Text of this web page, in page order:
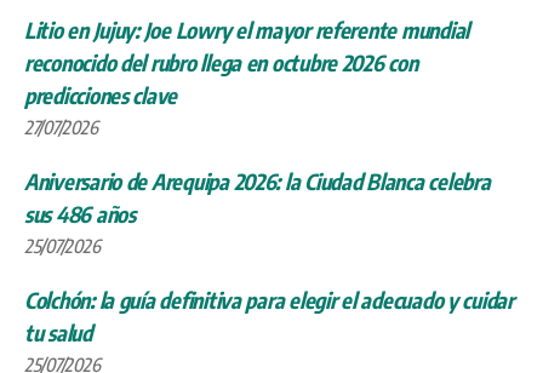
Litio en Jujuy: Joe Lowry el mayor referente mundial
reconocido del rubro llega en octubre 2026 con
predicciones clave
27/07/2026
Aniversario de Arequipa 2026: la Ciudad Blanca celebra
sus 486 años
25/07/2026
Colchón: la guía definitiva para elegir el adecuado y cuidar
tu salud
25/07/2026